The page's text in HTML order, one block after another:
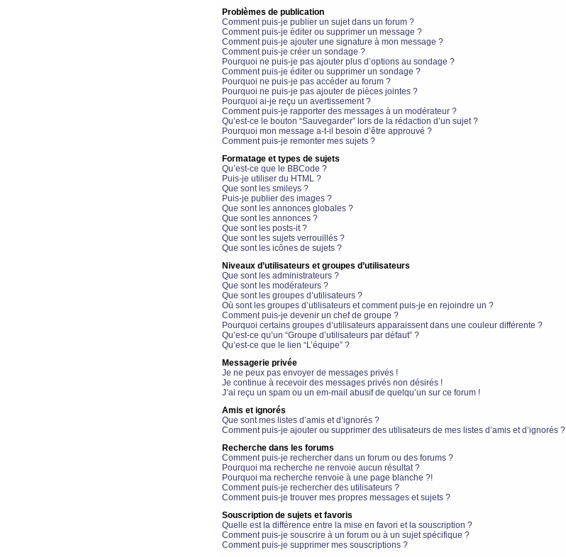
Problèmes de publication
Comment puis-je publier un sujet dans un forum ?
Comment puis-je éditer ou supprimer un message ?
Comment puis-je ajouter une signature à mon message ?
Comment puis-je créer un sondage ?
Pourquoi ne puis-je pas ajouter plus d’options au sondage ?
Comment puis-je éditer ou supprimer un sondage ?
Pourquoi ne puis-je pas accéder au forum ?
Pourquoi ne puis-je pas ajouter de pièces jointes ?
Pourquoi ai-je reçu un avertissement ?
Comment puis-je rapporter des messages à un modérateur ?
Qu’est-ce le bouton “Sauvegarder” lors de la rédaction d’un sujet ?
Pourquoi mon message a-t-il besoin d’être approuvé ?
Comment puis-je remonter mes sujets ?
Formatage et types de sujets
Qu’est-ce que le BBCode ?
Puis-je utiliser du HTML ?
Que sont les smileys ?
Puis-je publier des images ?
Que sont les annonces globales ?
Que sont les annonces ?
Que sont les posts-it ?
Que sont les sujets verrouillés ?
Que sont les icônes de sujets ?
Niveaux d’utilisateurs et groupes d’utilisateurs
Que sont les administrateurs ?
Que sont les modérateurs ?
Que sont les groupes d’utilisateurs ?
Où sont les groupes d’utilisateurs et comment puis-je en rejoindre un ?
Comment puis-je devenir un chef de groupe ?
Pourquoi certains groupes d’utilisateurs apparaissent dans une couleur différente ?
Qu’est-ce qu’un “Groupe d’utilisateurs par défaut” ?
Qu’est-ce que le lien “L’équipe” ?
Messagerie privée
Je ne peux pas envoyer de messages privés !
Je continue à recevoir des messages privés non désirés !
J’ai reçu un spam ou un em-mail abusif de quelqu’un sur ce forum !
Amis et ignorés
Que sont mes listes d’amis et d’ignorés ?
Comment puis-je ajouter ou supprimer des utilisateurs de mes listes d’amis et d’ignorés ?
Recherche dans les forums
Comment puis-je rechercher dans un forum ou des forums ?
Pourquoi ma recherche ne renvoie aucun résultat ?
Pourquoi ma recherche renvoie à une page blanche ?!
Comment puis-je rechercher des utilisateurs ?
Comment puis-je trouver mes propres messages et sujets ?
Souscription de sujets et favoris
Quelle est la différence entre la mise en favori et la souscription ?
Comment puis-je souscrire à un forum ou à un sujet spécifique ?
Comment puis-je supprimer mes souscriptions ?